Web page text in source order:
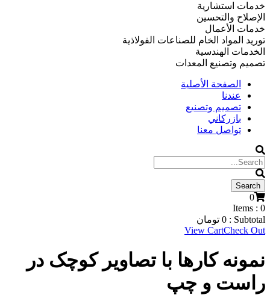
خدمات استشارية
الإصلاح والتحسين
خدمات الأعمال
توريد المواد الخام للصناعات الفولاذية
الخدمات الهندسية
تصميم وتصنيع المعدات
الصفحة الأصلية
عندنا
تصميم وتصنيع
بازركاني
تواصل معنا
0
Items : 0
Subtotal :
0 تومان
View CartCheck Out
نمونه کارها با تصاویر کوچک در
راست و چپ